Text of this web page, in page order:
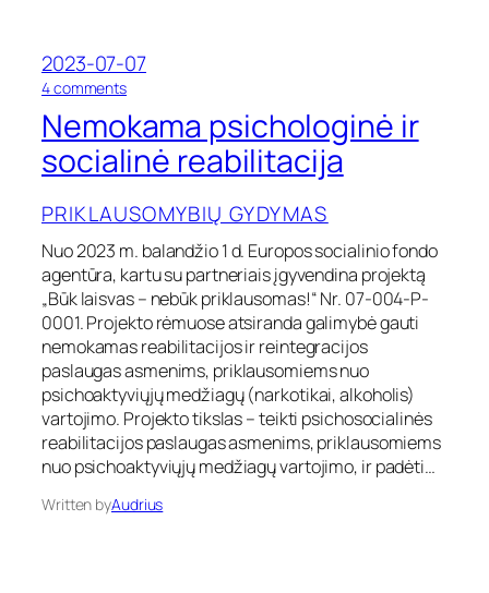
2023-07-07
4 commentso
N
e
m
k
m
a
p
s
i
c
h
o
l
o
g
i
n
Nemokama psichologinė ir
socialinė reabilitacija
PRIKLAUSOMYBIŲ GYDYMAS
Nuo 2023 m. balandžio 1 d. Europos socialinio fondo
agentūra, kartu su partneriais įgyvendina projektą
„Būk laisvas – nebūk priklausomas!“ Nr. 07-004-P-
0001. Projekto rėmuose atsiranda galimybė gauti
nemokamas reabilitacijos ir reintegracijos
paslaugas asmenims, priklausomiems nuo
psichoaktyviųjų medžiagų (narkotikai, alkoholis)
vartojimo. Projekto tikslas – teikti psichosocialinės
reabilitacijos paslaugas asmenims, priklausomiems
nuo psichoaktyviųjų medžiagų vartojimo, ir padėti…
Written byAudrius